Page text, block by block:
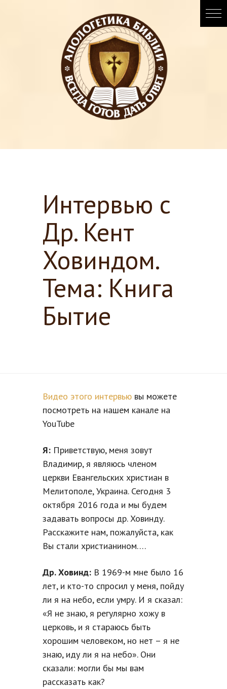
Интервью с
Др. Кент
Ховиндом.
Тема: Книга
Бытие
Видео этого интервью вы можете
посмотреть на нашем канале на
YouTube
Я: Приветствую, меня зовут
Владимир, я являюсь членом
церкви Евангельских христиан в
Мелитополе, Украина. Сегодня 3
октября 2016 года и мы будем
задавать вопросы др. Ховинду.
Расскажите нам, пожалуйста, как
Вы стали христианином….
Др. Ховинд: В 1969-м мне было 16
лет, и кто-то спросил у меня, пойду
ли я на небо, если умру. И я сказал:
«Я не знаю, я регулярно хожу в
церковь, и я стараюсь быть
хорошим человеком, но нет – я не
знаю, иду ли я на небо». Они
сказали: могли бы мы вам
рассказать как?